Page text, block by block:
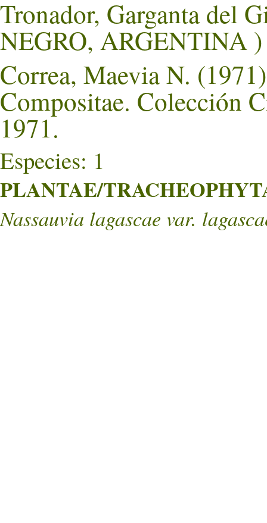
Tronador, Garganta del
NEGRO, ARGENTINA )
Correa, Maevia N.
Compositae. Colección
1971.
Especies: 1
PLANTAE/
Nassauvia lagascae var.